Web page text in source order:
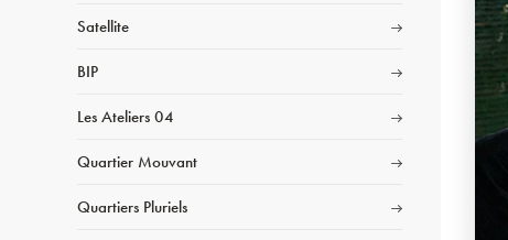
Satellite
BIP
Les Ateliers 04
Quartier Mouvant
Quartiers Pluriels